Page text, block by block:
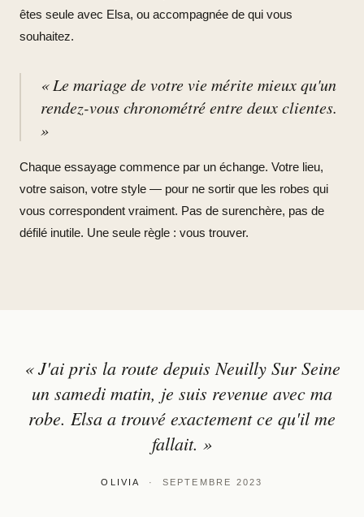
êtes seule avec Elsa, ou accompagnée de qui vous
souhaitez.
« Le mariage de votre vie mérite mieux qu'un
rendez-vous chronométré entre deux clientes.
»
Chaque essayage commence par un échange. Votre lieu,
votre saison, votre style — pour ne sortir que les robes qui
vous correspondent vraiment. Pas de surenchère, pas de
défilé inutile. Une seule règle : vous trouver.
« J'ai pris la route depuis Neuilly Sur Seine
un samedi matin, je suis revenue avec ma
robe. Elsa a trouvé exactement ce qu'il me
fallait. »
OLIVIA · SEPTEMBRE 2023